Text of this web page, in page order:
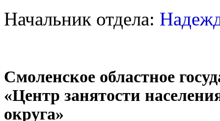
Начальник отдела:
Смоленское областное
«Центр занятости
округа»